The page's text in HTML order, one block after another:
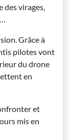
des virages,
Grâce à
pilotes vont
du drone
en
et
mis en